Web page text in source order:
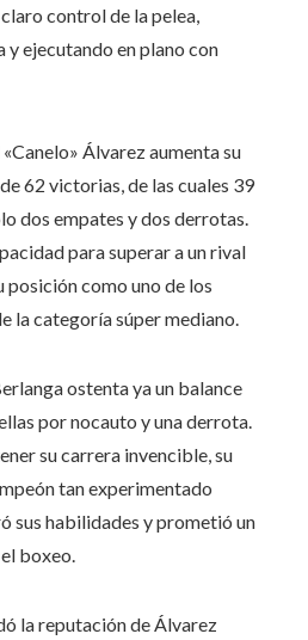
control de la pelea,
y ejecutando en plano con
Álvarez aumenta su
62 victorias, de las cuales 39
dos empates y dos derrotas.
para superar a un rival
como uno de los
la categoría súper mediano.
ostenta ya un balance
por nocauto y una derrota.
su carrera invencible, su
tan experimentado
sus habilidades y prometió un
boxeo.
la reputación de Álvarez